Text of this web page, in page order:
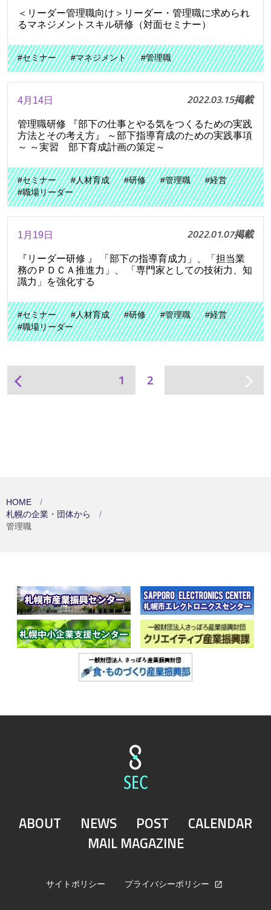
＜リーダー管理職向け＞リーダー・管理職に求められ
るマネジメントスキル研修（対面セミナー）
#セミナー #マネジメント #管理職
4月14日 2022.03.15掲載
管理職研修 『部下の仕事とやる気をつくるための実践
方法とその考え方』 ～部下指導育成のための実践事項
～ ～実習 部下育成計画の策定～
#セミナー #人材育成 #研修 #管理職
#経営
#職場リーダー
1月19日 2022.01.07掲載
『リーダー研修 』 「部下の指導育成力」、「担当業
務のＰＤＣＡ推進力」、 「専門家としての技術力、知
識力」を強化する
#セミナー #人材育成 #研修 #管理職
#経営
#職場リーダー
arrow_back_ios 1 2 arrow_forward_ios
HOME
札幌の企業・団体から
管理職
ABOUT NEWS POST
CALENDAR
MAIL MAGAZINE
サイトポリシー プライバシーポリシー